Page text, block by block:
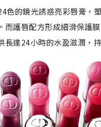
色的鏡光誘惑亮彩唇膏，
而護唇配方形成細滑保護
長達24小時的水盈滋潤，